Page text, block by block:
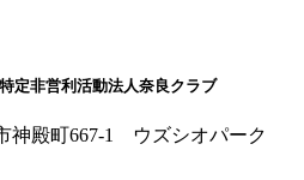
定非営利活動法人奈良クラブ
神殿町667-1
ウズシオパーク